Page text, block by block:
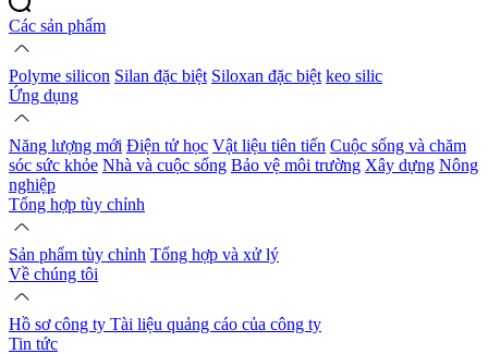
Các sản phẩm
Polyme silicon Silan đặc biệt Siloxan đặc biệt keo silic
Ứng dụng
Năng lượng mới Điện tử học Vật liệu tiên tiến Cuộc sống và chăm
sóc sức khỏe Nhà và cuộc sống Bảo vệ môi trường Xây dựng Nông
nghiệp
Tổng hợp tùy chỉnh
Sản phẩm tùy chỉnh Tổng hợp và xử lý
Về chúng tôi
Hồ sơ công ty Tài liệu quảng cáo của công ty
Tin tức